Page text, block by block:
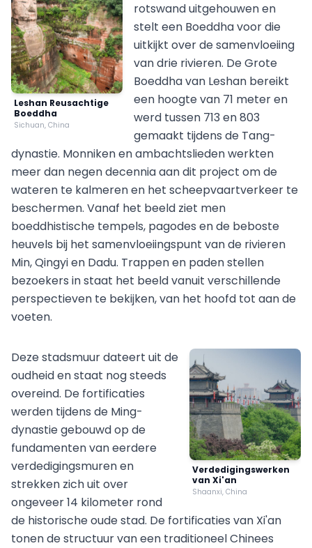
Leshan Reusachtige
Boeddha
Sichuan, China
rotswand uitgehouwen en
stelt een Boeddha voor die
uitkijkt over de samenvloeiing
van drie rivieren. De Grote
Boeddha van Leshan bereikt
een hoogte van 71 meter en
werd tussen 713 en 803
gemaakt tijdens de Tang-
dynastie. Monniken en ambachtslieden werkten
meer dan negen decennia aan dit project om de
wateren te kalmeren en het scheepvaartverkeer te
beschermen. Vanaf het beeld ziet men
boeddhistische tempels, pagodes en de beboste
heuvels bij het samenvloeiingspunt van de rivieren
Min, Qingyi en Dadu. Trappen en paden stellen
bezoekers in staat het beeld vanuit verschillende
perspectieven te bekijken, van het hoofd tot aan de
voeten.
Verdedigingswerken
van Xi'an
Shaanxi, China
Deze stadsmuur dateert uit de
oudheid en staat nog steeds
overeind. De fortificaties
werden tijdens de Ming-
dynastie gebouwd op de
fundamenten van eerdere
verdedigingsmuren en
strekken zich uit over
ongeveer 14 kilometer rond
de historische oude stad. De fortificaties van Xi'an
tonen de structuur van een traditioneel Chinees